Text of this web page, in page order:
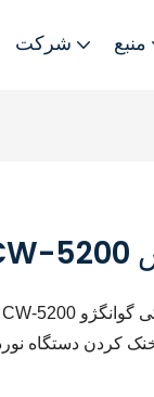
شرکت منبع